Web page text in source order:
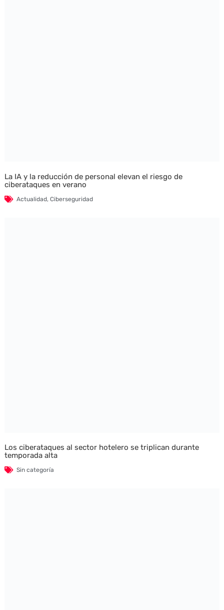
La IA y la reducción de personal elevan el riesgo de
ciberataques en verano
Actualidad, Ciberseguridad
Los ciberataques al sector hotelero se triplican durante
temporada alta
Sin categoría